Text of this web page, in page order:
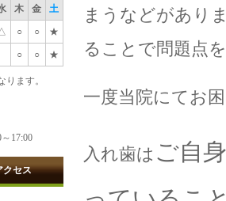
まうなどがあり
ることで問題点
一度当院にてお
入れ歯は ご自
木 金 土
○ ○ ★
○ ○ ★
ます。
17:00
クセス